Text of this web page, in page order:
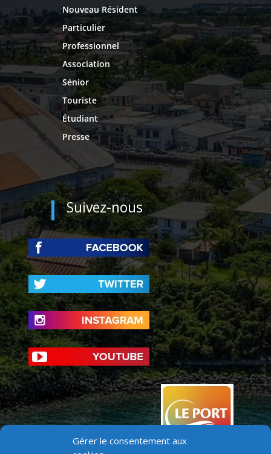
Gérer le consentement aux
Nouveau Résident
Particulier
Professionnel
Association
Sénior
Touriste
Étudiant
Presse
Suivez-nous